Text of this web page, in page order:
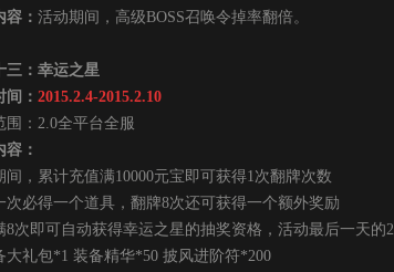
容： 活动期间，高级BOSS召唤令掉率翻倍。
三：幸运之星
间： 2015.2.4-2015.2.10
：2.0全平台全服
容：
累计充值满10000元宝即可获得1次翻牌次数
得一个道具，翻牌8次还可获得一个额外奖励
即可自动获得幸运之星的抽奖资格，活动最后一天的
大礼包*1 装备精华*50 披风进阶符*200